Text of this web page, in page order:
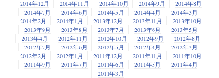
2014年12月
2014年11月 2014年10月 2014年9月
2014年8月
2014年7月
2014年6月 2014年5月 2014年4月
2014年3月
2014年2月
2014年1月 2013年12月 2013年11月
2013年10月
2013年9月
2013年8月 2013年7月 2013年6月
2013年5月
2013年4月
2012年11月 2012年10月 2012年9月
2012年8月
2012年7月
2012年6月 2012年5月 2012年4月
2012年3月
2012年2月
2012年1月 2011年12月 2011年11月
2011年10月
2011年9月
2011年7月 2011年6月 2011年5月
2011年4月
2011年3月